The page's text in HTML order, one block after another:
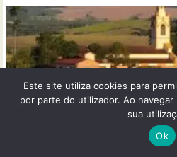
Este site utiliza cookies para
por parte do utilizador. Ao
sua
Ok